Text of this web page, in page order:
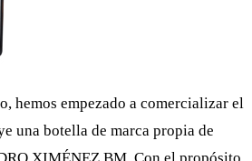
hemos empezado a comercializar el
una botella de marca propia de